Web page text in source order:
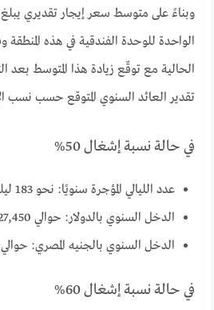
الواحدة للوحدة الفندقية في هذه المنطقة
الحالية مع توقّع زيادة هذا المتوسط
تقدير العائد السنوي المتوقع حسب نسب
في حالة نسبة إشغال 50%
عدد الليالي المؤجرة سنويًا: نحو 183 ليلة
الدخل السنوي بالدولار: حوالي 27,450 دولار
الدخل السنوي بالجنيه المصري: حوالي 1,372,500 جنيه
في حالة نسبة إشغال 60%